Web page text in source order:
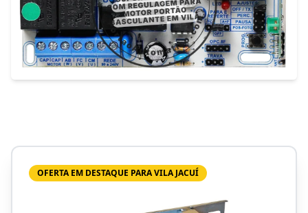
OFERTA EM DESTAQUE PARA VILA JACUÍ